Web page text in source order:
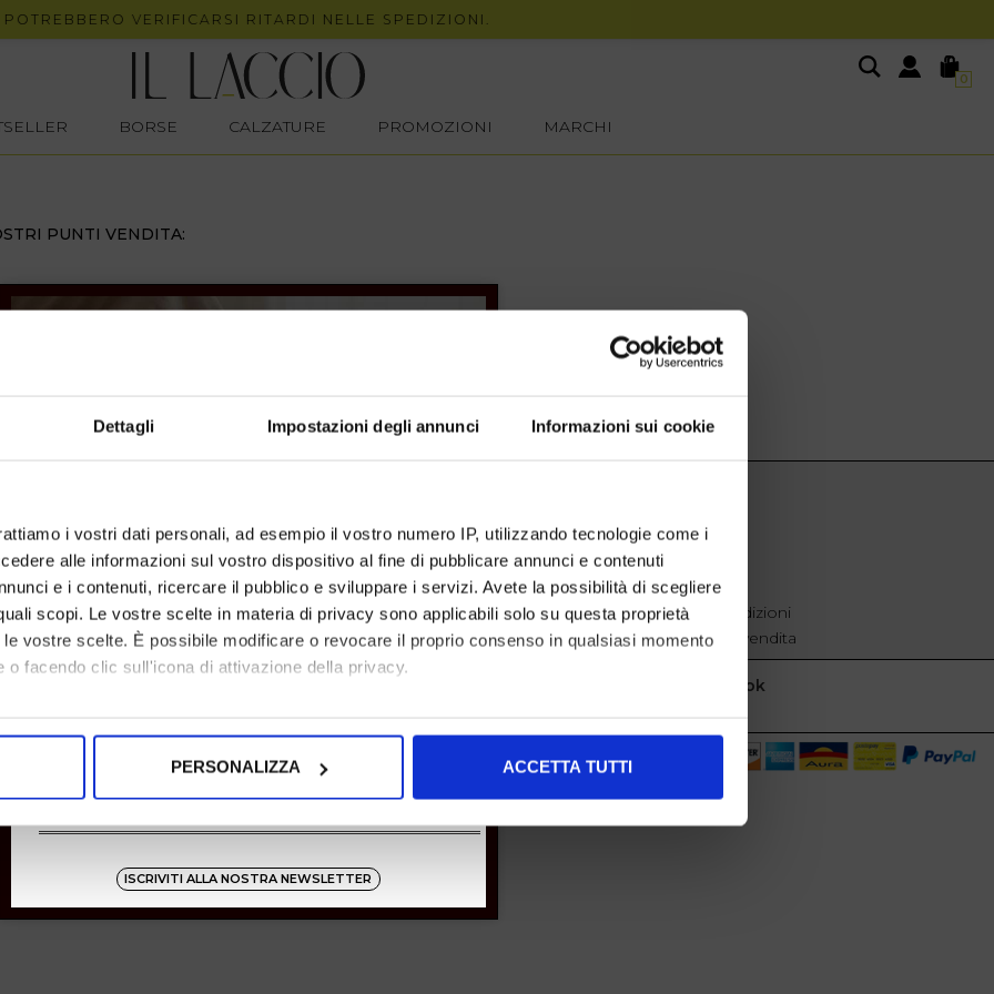
Dettagli Impostazioni degli annunci Informazioni sui cookie
i vostri dati personali, ad esempio il vostro numero IP, utilizzando tecnologie come i
alle informazioni sul vostro dispositivo al fine di pubblicare annunci e contenuti
e i contenuti, ricercare il pubblico e sviluppare i servizi. Avete la possibilità di scegliere
scopi. Le vostre scelte in materia di privacy sono applicabili solo su questa proprietà
vostre scelte. È possibile modificare o revocare il proprio consenso in qualsiasi momento
o facendo clic sull'icona di attivazione della privacy.
anche:
scansionandolo attivamente alla ricerca di caratteristiche specifiche (impronte
elaborati i tuoi dati personali e imposta le tue preferenze nella
PERSONALIZZA ACCETTA TUTTI
VERIFICARSI RITARDI NELLE SPEDIZIONI.
0
BORSE CALZATURE PROMOZIONI MARCHI
PUNTI VENDITA:
SHOPPING
Resi
Pagamenti
Spedizione
EXTRA
cookie policy
Privacy
Termini e condizioni
Condizioni di vendita
Facebook
ISCRIVITI ALLA NOSTRA NEWSLETTER